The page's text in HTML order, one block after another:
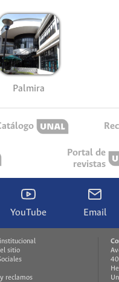
Palmira
Portal de
revistas
YouTube Email
sitio
reclamos